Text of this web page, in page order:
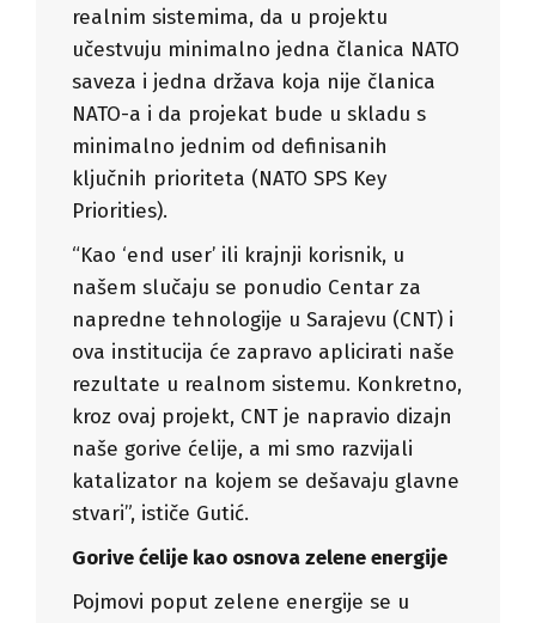
realnim sistemima, da u projektu
učestvuju minimalno jedna članica NATO
saveza i jedna država koja nije članica
NATO-a i da projekat bude u skladu s
minimalno jednim od definisanih
ključnih prioriteta (NATO SPS Key
Priorities).
“Kao ‘end user’ ili krajnji korisnik, u
našem slučaju se ponudio Centar za
napredne tehnologije u Sarajevu (CNT) i
ova institucija će zapravo aplicirati naše
rezultate u realnom sistemu. Konkretno,
kroz ovaj projekt, CNT je napravio dizajn
naše gorive ćelije, a mi smo razvijali
katalizator na kojem se dešavaju glavne
stvari”, ističe Gutić.
Gorive ćelije kao osnova zelene energije
Pojmovi poput zelene energije se u